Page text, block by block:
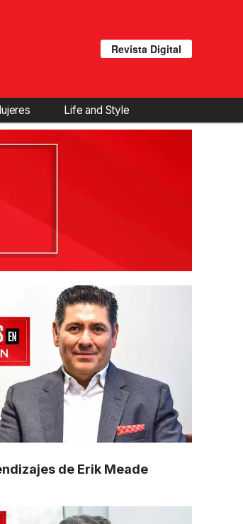
Revista Digital
Life and Style
de Erik Meade